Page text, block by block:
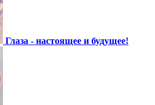
Глаза - настоящее и будущее!